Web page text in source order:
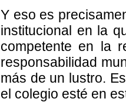
Y eso es
institucional en la
competente en la
responsabilidad
más de un lustro.
el colegio esté en